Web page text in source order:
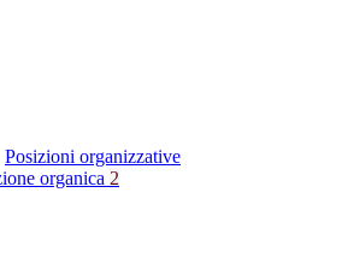
Posizioni organizzative
organica 2